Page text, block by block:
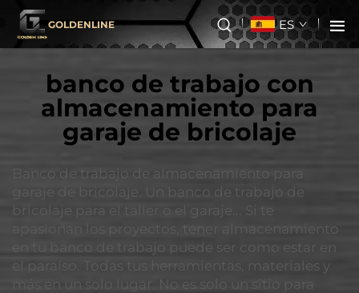
GOLDENLINE ES
banco de trabajo con
almacenamiento para
garaje de bricolaje
Banco de trabajo de almacenamiento para
garaje de bricolaje. Un banco de trabajo de
bricolaje para el taller o el garaje... Si te
apasionan los proyectos, tener almacenamiento
en tu banco de trabajo puede ser como estar en
el paraíso. Todas tus herramientas, materiales y
más en un solo lugar. No es solo un sitio para